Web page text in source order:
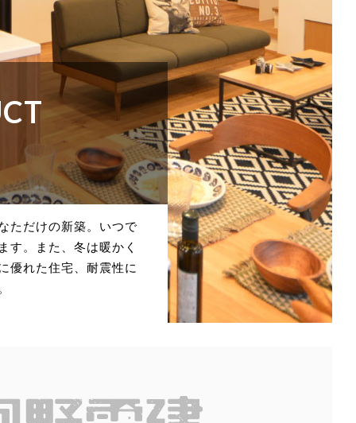
ただけの新築。いつで
す。また、冬は暖かく
優れた住宅、耐震性に